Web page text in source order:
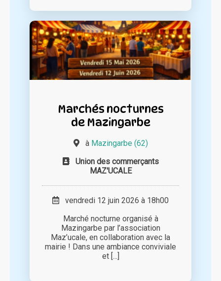
Marchés nocturnes
de Mazingarbe
à Mazingarbe (62)
Union des commerçants
MAZ'UCALE
vendredi 12 juin 2026 à 18h00
Marché nocturne organisé à
Mazingarbe par l’association
Maz’ucale, en collaboration avec la
mairie ! Dans une ambiance conviviale
et [...]